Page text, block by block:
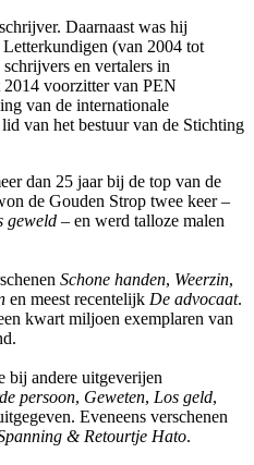
Daarnaast was hij
(van 2004 tot
en vertalers in
voorzitter van PEN
van de internationale
van het bestuur van de Stichting
dan 25 jaar bij de top van de
de Gouden Strop twee keer –
geweld – en werd talloze malen
Schone handen, Weerzin,
en meest recentelijk De advocaat.
kwart miljoen exemplaren van
bij andere uitgeverijen
persoon, Geweten, Los geld,
Eveneens verschenen
& Retourtje Hato.